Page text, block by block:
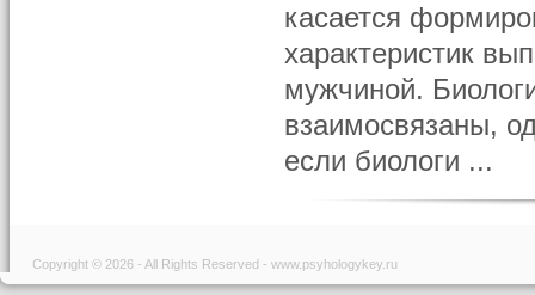
касается
характеристик
мужчиной.
взаимосвязаны,
если биологи ...
Copyright © 2026 - All Rights Reserved - www.psyhologykey.ru